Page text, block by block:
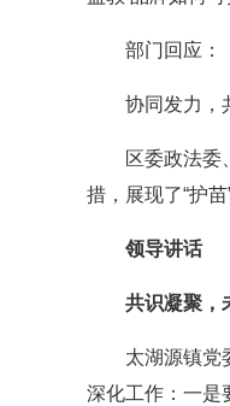
部门回应：
协同发力，
区委政法委
措，展现了“护
领导讲话
共识凝聚，
太湖源镇党
深化工作：一是